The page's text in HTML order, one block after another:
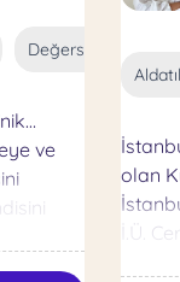
Değersizlik/
ve
tebrik
olan
İ.Ü.